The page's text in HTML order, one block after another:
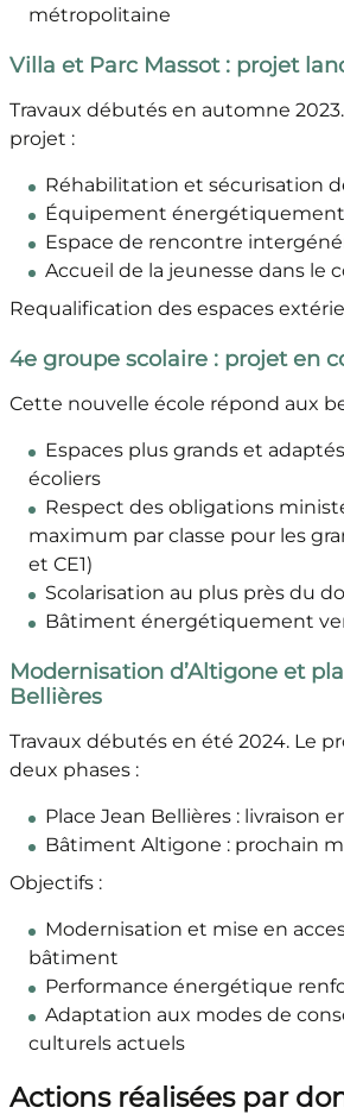
métropolitaine
Villa et Parc Massot : projet
Travaux débutés en automne
projet :
Réhabilitation et sécurisation
Équipement
Espace de rencontre
Accueil de la jeunesse dans le
Requalification des espaces
4e groupe scolaire : projet en
Cette nouvelle école répond aux
Espaces plus grands et
écoliers
Respect des obligations
maximum par classe pour les
et CE1)
Scolarisation au plus près du
Bâtiment énergétiquement
Modernisation d’Altigone et
Bellières
Travaux débutés en été 2024. Le
deux phases :
Place Jean Bellières : livraison
Bâtiment Altigone : prochain
Objectifs :
Modernisation et mise en
bâtiment
Performance énergétique
Adaptation aux modes de
culturels actuels
Actions réalisées par